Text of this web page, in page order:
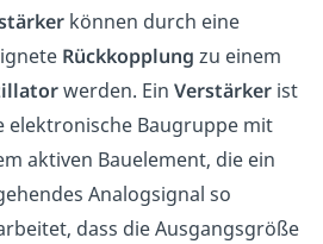
können durch eine
Rückkopplung zu einem
werden. Ein Verstärkerist
elektronische Baugruppe mit
aktiven Bauelement, die ein
Analogsignal so
dass die Ausgangsgröße